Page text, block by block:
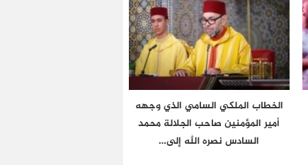
الخطاب الملكي السامي الذي وجهه
أمير المؤمنين صاحب الجلالة محمد
السادس نصره الله إلى…